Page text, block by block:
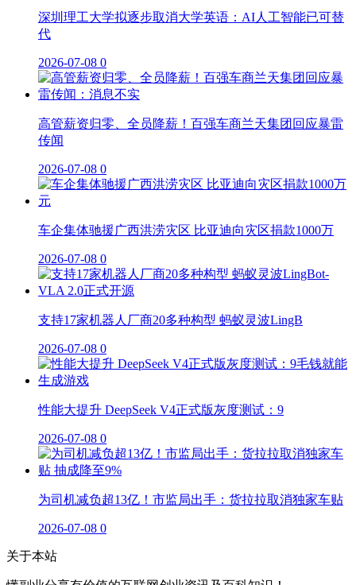
深圳理工大学拟逐步取消大学英语：AI人工智能已可替
代
2026-07-08 0
高管薪资归零、全员降薪！百强车商兰天集团回应暴雷
传闻
2026-07-08 0
车企集体驰援广西洪涝灾区 比亚迪向灾区捐款1000万
2026-07-08 0
支持17家机器人厂商20多种构型 蚂蚁灵波LingB
2026-07-08 0
性能大提升 DeepSeek V4正式版灰度测试：9
2026-07-08 0
为司机减负超13亿！市监局出手：货拉拉取消独家车贴
2026-07-08 0
关于本站